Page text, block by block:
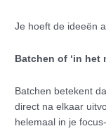
Je hoeft de ideeën
Batchen of ‘in het
Batchen betekent
direct na elkaar
helemaal in je